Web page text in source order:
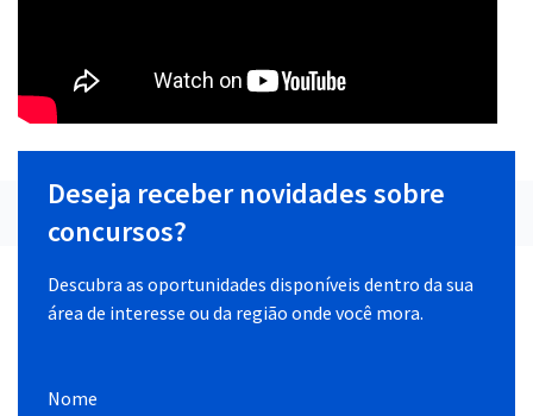
Deseja receber novidades sobre
concursos?
Descubra as oportunidades disponíveis dentro da sua
área de interesse ou da região onde você mora.
Nome